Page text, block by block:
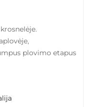
plovimo etapus